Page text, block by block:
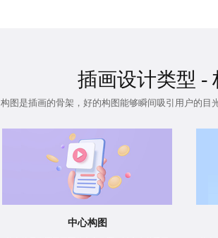
插画设计类型 -
构图是插画的骨架，好的构图能够瞬间吸引用户的目
中心构图